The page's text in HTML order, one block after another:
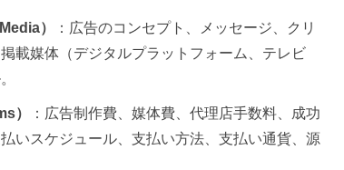
）
：広告のコンセプト、メッセージ、クリ
載媒体（デジタルプラットフォーム、テレビ
）
：広告制作費、媒体費、代理店手数料、成功
いスケジュール、支払い方法、支払い通貨、源